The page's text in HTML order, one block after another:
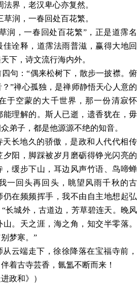
法界，老汉卑心亦复然。
草润，一春回处百花繁。
润，一春回处百花繁”，正是道霈名
诠释，道霈法雨普滋，赢得大地回
下，诗文流行海内外。
四句：“偶来松树下，散步一披襟。俯
”禅心孤独，是禅师静悟天心人意的
于空蒙的大千世界，那一份清寂怀
能理解的。斯人已逝，遗香犹在，毋
弟子，都是他源源不绝的知音。
天长地久的骄傲，是政和人代代相传
夕阳，脚踩被岁月磨砺得铮光闪亮的
，缓步下山，耳边风声竹语、鸟啼蝉
一回头再回头，眺望风雨千秋的古
仍在频频挥手，我不由自主地想起弘
“长城外，古道边，芳草碧连天。晚风
。天之涯，海之角，知交半零落。
梦寒。”
云端走下，徐徐降落在宝福寺前，
着古寺芸香，氤氲不断而来！
政和》）